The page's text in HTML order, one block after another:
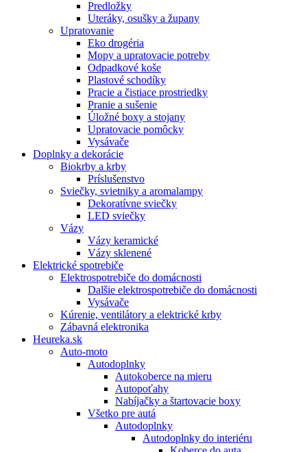
Predložky
Uteráky, osušky a župany
Upratovanie
Eko drogéria
Mopy a upratovacie potreby
Odpadkové koše
Plastové schodíky
Pracie a čistiace prostriedky
Pranie a sušenie
Úložné boxy a stojany
Upratovacie pomôcky
Vysávače
Doplnky a dekorácie
Biokrby a krby
Príslušenstvo
Sviečky, svietniky a aromalampy
Dekoratívne sviečky
LED sviečky
Vázy
Vázy keramické
Vázy sklenené
Elektrické spotrebiče
Elektrospotrebiče do domácnosti
Dalšie elektrospotrebiče do domácnosti
Vysávače
Kúrenie, ventilátory a elektrické krby
Zábavná elektronika
Heureka.sk
Auto-moto
Autodoplnky
Autokoberce na mieru
Autopoťahy
Nabíjačky a štartovacie boxy
Všetko pre autá
Autodoplnky
Autodoplnky do interiéru